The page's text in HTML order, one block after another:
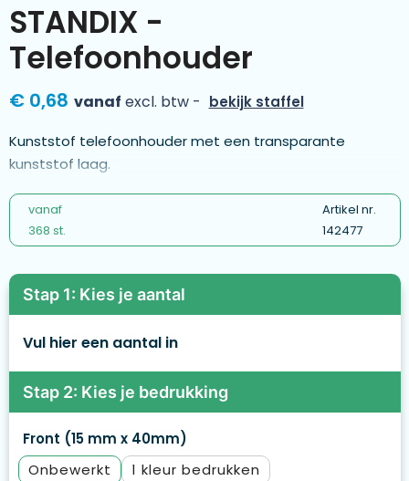
STANDIX -
Telefoonhouder
€ 0,68 vanaf excl. btw - bekijk staffel
Kunststof telefoonhouder met een transparante
kunststof laag.
vanaf
368 st.
Artikel nr.
142477
Stap 1: Kies je aantal
Vul hier een aantal in
Stap 2: Kies je bedrukking
Front (15 mm x 40mm)
Onbewerkt
1